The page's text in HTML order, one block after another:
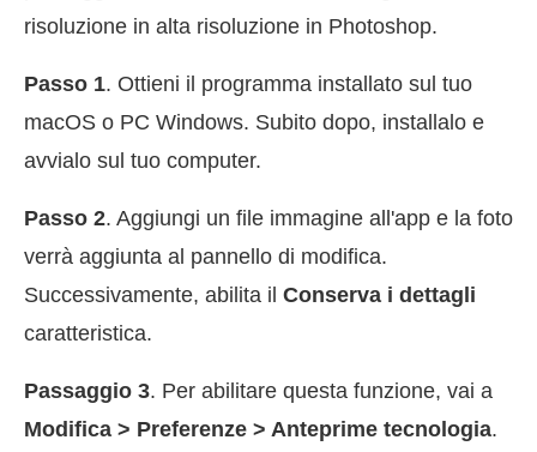
risoluzione in alta risoluzione in Photoshop.
Passo 1. Ottieni il programma installato sul tuo
macOS o PC Windows. Subito dopo, installalo e
avvialo sul tuo computer.
Passo 2. Aggiungi un file immagine all'app e la foto
verrà aggiunta al pannello di modifica.
Successivamente, abilita il Conserva i dettagli
caratteristica.
Passaggio 3. Per abilitare questa funzione, vai a
Modifica > Preferenze > Anteprime tecnologia.